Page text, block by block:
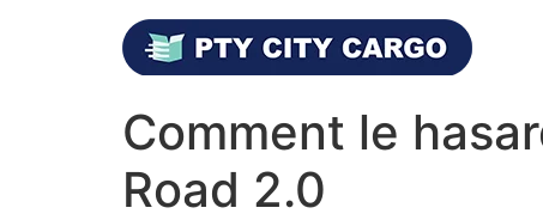
Comment le
Road 2.0